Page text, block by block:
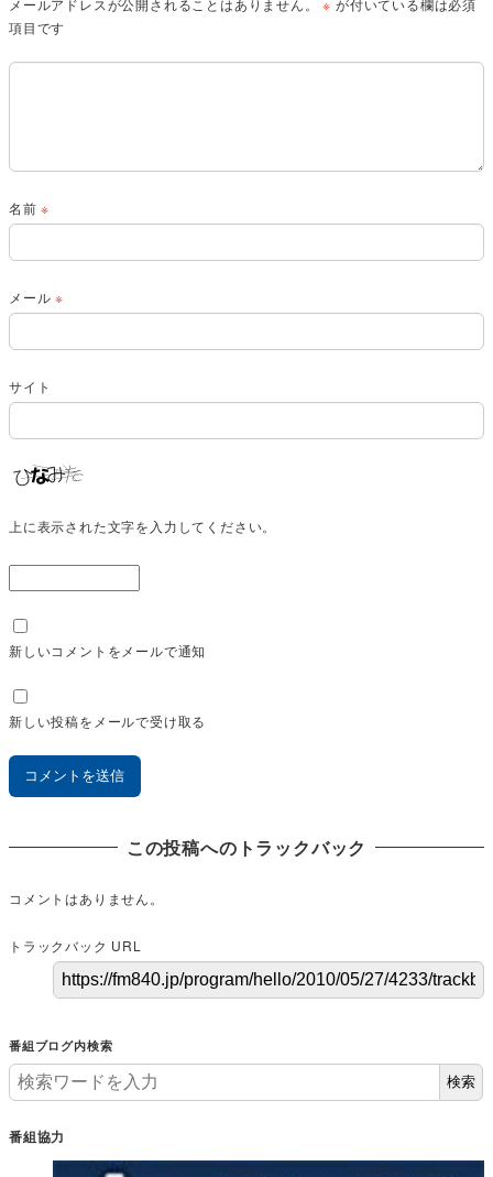
項目です
名前※
メール※
サイト
上に表示された文字を入力してください。
新しいコメントをメールで通知
新しい投稿をメールで受け取る
この投稿へのトラックバック
コメントはありません。
トラックバック URL
番組ブログ内検索
検索
番組協力